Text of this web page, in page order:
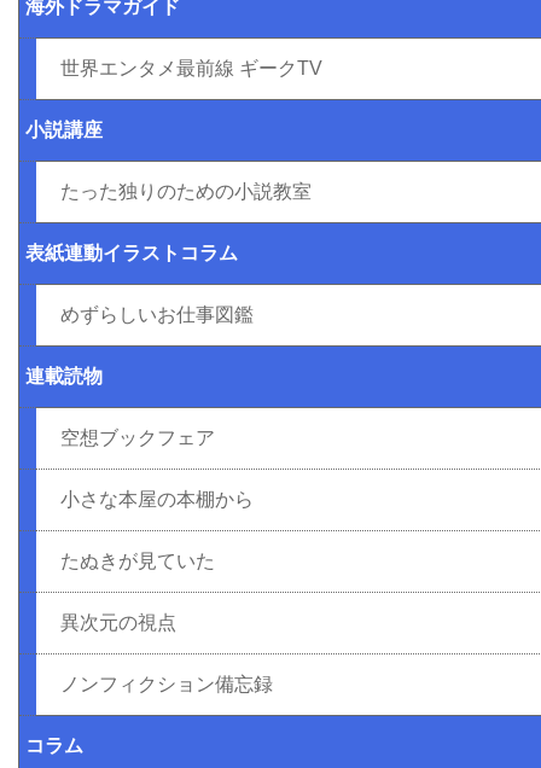
海外ドラマガイド
世界エンタメ最前線 ギークTV
小説講座
たった独りのための小説教室
表紙連動イラストコラム
めずらしいお仕事図鑑
連載読物
空想ブックフェア
小さな本屋の本棚から
たぬきが見ていた
異次元の視点
ノンフィクション備忘録
コラム